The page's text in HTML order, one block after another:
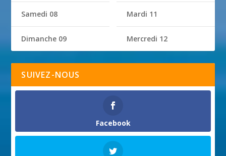
Samedi 08
Dimanche 09
Mardi 11
Mercredi 12
SUIVEZ-NOUS
Facebook